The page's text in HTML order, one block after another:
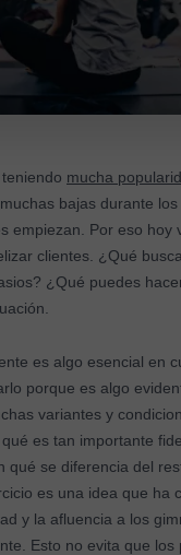
mucha
bajas durante
empiezan. Por eso hoy
clientes. ¿Qué
¿Qué puedes
es algo esencial en
porque es algo
variantes y
es tan importante
qué se diferencia del
es una idea que ha
y la afluencia a los
Esto no evita que los